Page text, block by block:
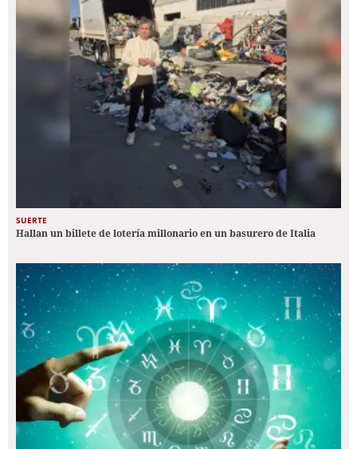
SUERTE
Hallan un billete de lotería millonario en un basurero de Italia